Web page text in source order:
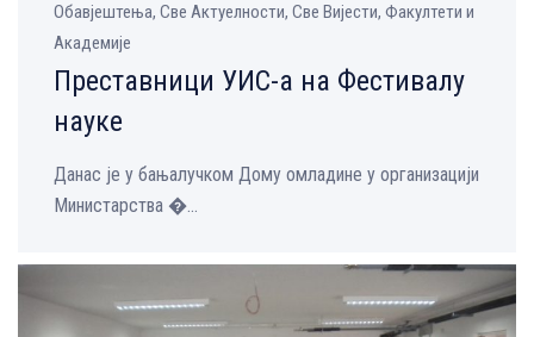
Обавјештења, Све Aктуелности, Све Вијести, Факултети и
Академије
Преставници УИС-а на Фестивалу
науке
Данас је у бањалучком Дому омладине у организацији
Министарства �...